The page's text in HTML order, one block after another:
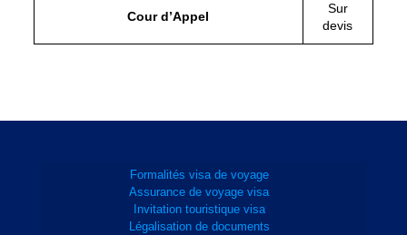
Cour d’Appel
Sur
devis
Formalités visa de voyage
Assurance de voyage visa
Invitation touristique visa
Légalisation de documents